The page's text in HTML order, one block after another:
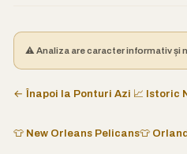
⚠️ Analiza are caracter informativ și
← Înapoi la Ponturi Azi 📈 Istoric
👕 New Orleans Pelicans👕